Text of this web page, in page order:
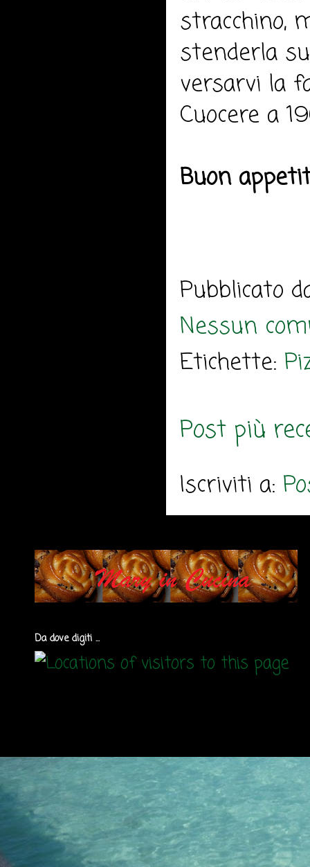
stracchino,
stenderla
versarvi la
Cuocere a
Buon
Pubblicato
Nessun
Etichette:
Post più
Iscriviti a:
Da dove digiti ...